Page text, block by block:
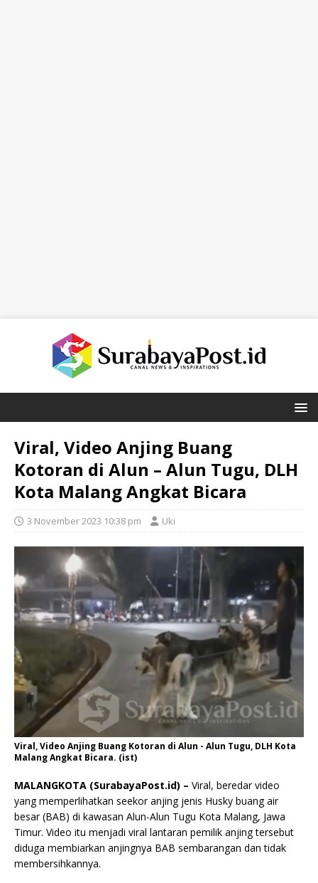
Viral, Video Anjing Buang
Kotoran di Alun – Alun Tugu, DLH
Kota Malang Angkat Bicara
3 November 2023 10:38 pm Uki
Viral, Video Anjing Buang Kotoran di Alun - Alun Tugu, DLH Kota
Malang Angkat Bicara. (ist)
MALANGKOTA (SurabayaPost.id) – Viral, beredar video
yang memperlihatkan seekor anjing jenis Husky buang air
besar (BAB) di kawasan Alun-Alun Tugu Kota Malang, Jawa
Timur. Video itu menjadi viral lantaran pemilik anjing tersebut
diduga membiarkan anjingnya BAB sembarangan dan tidak
membersihkannya.